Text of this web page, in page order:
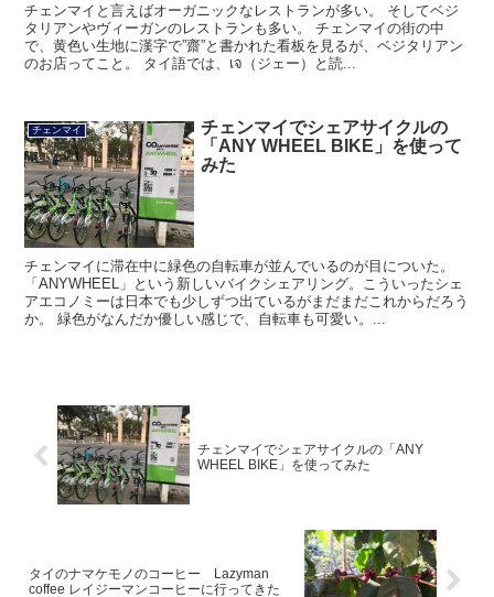
チェンマイと言えばオーガニックなレストランが多い。 そしてベジ
タリアンやヴィーガンのレストランも多い。 チェンマイの街の中
で、黄色い生地に漢字で”齋”と書かれた看板を見るが、ベジタリアン
のお店ってこと。 タイ語では、เจ（ジェー）と読...
チェンマイ
チェンマイでシェアサイクルの
「ANY WHEEL BIKE」を使って
みた
チェンマイに滞在中に緑色の自転車が並んでいるのが目についた。
「ANYWHEEL」という新しいバイクシェアリング。こういったシェ
アエコノミーは日本でも少しずつ出ているがまだまだこれからだろう
か。 緑色がなんだか優しい感じで、自転車も可愛い。...
チェンマイでシェアサイクルの「ANY
WHEEL BIKE」を使ってみた
タイのナマケモノのコーヒー Lazyman
coffee レイジーマンコーヒーに行ってきた